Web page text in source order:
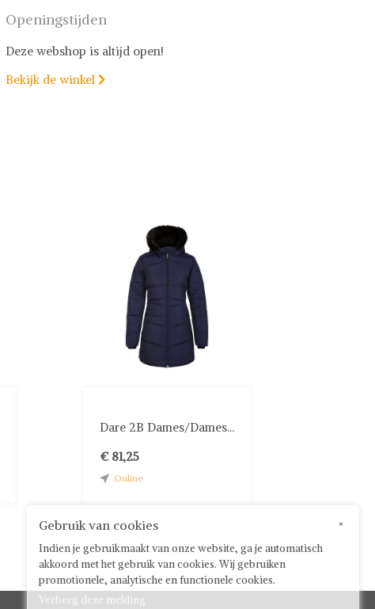
Openingstijden
Deze webshop is altijd open!
Bekijk de winkel 
Dare 2B Dames/Dames...
€ 81,25
Online
×
Gebruik van cookies
Indien je gebruikmaakt van onze website, ga je automatisch
akkoord met het gebruik van cookies. Wij gebruiken
promotionele, analytische en functionele cookies.
Verberg deze melding